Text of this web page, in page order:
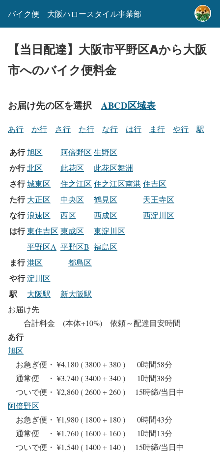
バイク便 大阪ハロースタイル事業部
【当日配達】大阪市平野区Aから大阪
市へのバイク便料金
お届け先の区を選択 ABCD区域表
あ行 か行 さ行 た行 な行 は行 ま行 や行 駅
あ行 旭区 阿倍野区 生野区
か行北区 此花区 此花区舞洲
さ行城東区 住之江区 住之江区南港 住吉区
た行 大正区 中央区 鶴見区 天王寺区
な行浪速区 西区 西成区 西淀川区
は行東住吉区 東成区
東淀川区
平野区A 平野区B 福島区
ま行港区 都島区
や行淀川区
駅 大阪駅
新大阪駅
お届け先
合計料金 (本体+10%) 依頼～配達目安時間
あ行
旭区
お急ぎ便・ ¥4,180 ( 3800 + 380 ) 0時間58分
通常便 ・ ¥3,740 ( 3400 + 340 ) 1時間38分
ついで便・ ¥2,860 ( 2600 + 260 ) 15時締/当日中
阿倍野区
お急ぎ便・ ¥1,980 ( 1800 + 180 ) 0時間43分
通常便 ・ ¥1,760 ( 1600 + 160 ) 1時間13分
ついで便・ ¥1,540 ( 1400 + 140 ) 15時締/当日中